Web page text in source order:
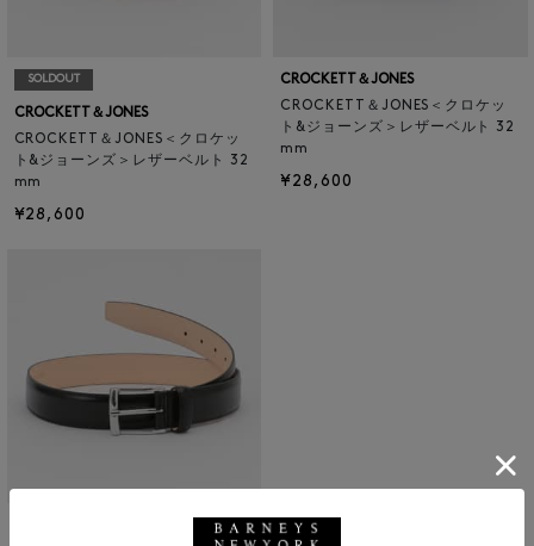
SOLDOUT
CROCKETT＆JONES
CROCKETT＆JONES＜クロケッ
ト&ジョーンズ＞レザーベルト 32
mm
¥28,600
CROCKETT＆JONES
CROCKETT＆JONES＜クロケッ
ト&ジョーンズ＞レザーベルト 32
mm
¥28,600